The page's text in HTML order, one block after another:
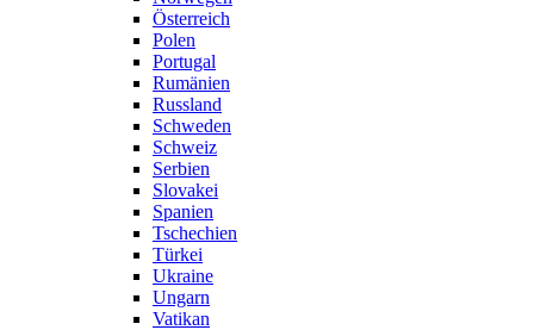
Österreich
Polen
Portugal
Rumänien
Russland
Schweden
Schweiz
Serbien
Slovakei
Spanien
Tschechien
Türkei
Ukraine
Ungarn
Vatikan